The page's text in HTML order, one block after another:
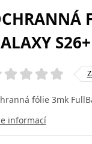
S26+
fólie 3mk
informací